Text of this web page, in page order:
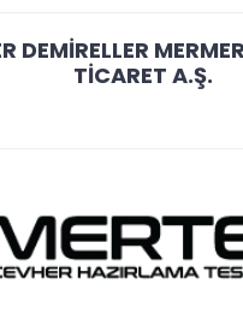
DEMİRELLER
TİCARET A.Ş.